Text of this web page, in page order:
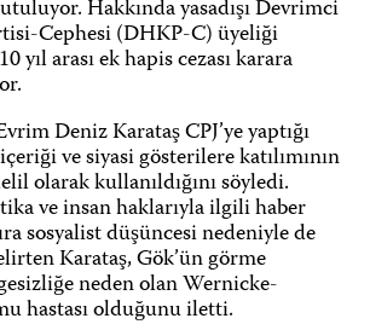
Hakkında yasadışı Devrimci
Cephesi (DHKP-C) üyeliği
yıl arası ek hapis cezası karara
Deniz Karataş CPJ’ye yaptığı
ve siyasi gösterilere katılımının
olarak kullanıldığını söyledi.
ve insan haklarıyla ilgili haber
sosyalist düşüncesi nedeniyle de
Karataş, Gök’ün görme
neden olan Wernicke-
hastası olduğunu iletti.